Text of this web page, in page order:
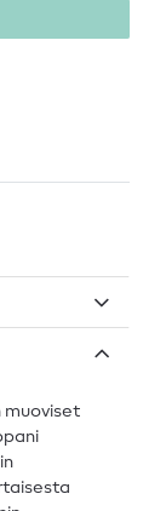
muoviset